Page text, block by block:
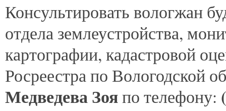
Консультировать вологжан
отдела землеустройства,
картографии, кадастровой
Росреестра по Вологодской
Медведева Зояпо телефону: